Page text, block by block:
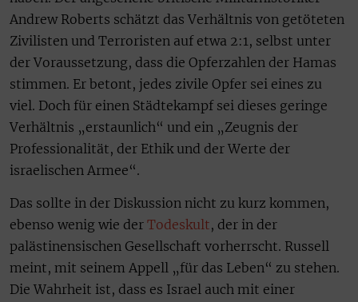
Andrew Roberts schätzt das Verhältnis von getöteten
Zivilisten und Terroristen auf etwa 2:1, selbst unter
der Voraussetzung, dass die Opferzahlen der Hamas
stimmen. Er betont, jedes zivile Opfer sei eines zu
viel. Doch für einen Städtekampf sei dieses geringe
Verhältnis „erstaunlich“ und ein „Zeugnis der
Professionalität, der Ethik und der Werte der
israelischen Armee“.
Das sollte in der Diskussion nicht zu kurz kommen,
ebenso wenig wie der Todeskult, der in der
palästinensischen Gesellschaft vorherrscht. Russell
meint, mit seinem Appell „für das Leben“ zu stehen.
Die Wahrheit ist, dass es Israel auch mit einer